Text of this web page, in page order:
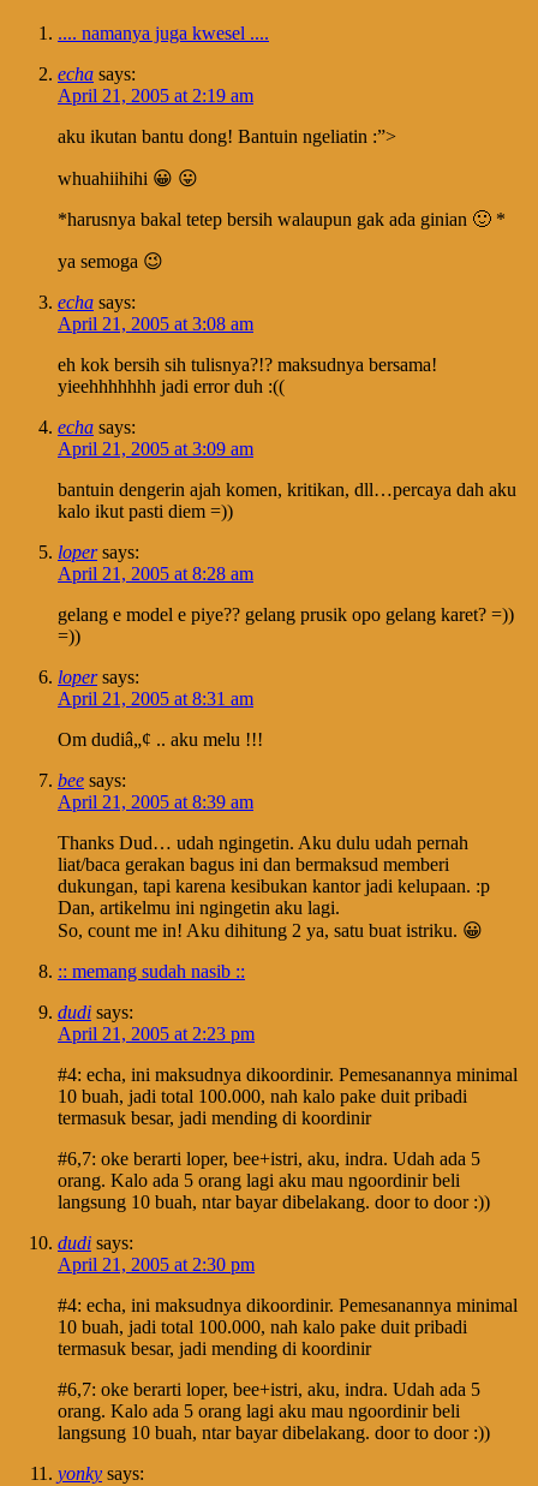
.... namanya juga kwesel ....
echa says:
April 21, 2005 at 2:19 am
aku ikutan bantu dong! Bantuin ngeliatin :”>
whuahiihihi 😀 😛
*harusnya bakal tetep bersih walaupun gak ada ginian 🙂 *
ya semoga 😉
echa says:
April 21, 2005 at 3:08 am
eh kok bersih sih tulisnya?!? maksudnya bersama!
yieehhhhhhh jadi error duh :((
echa says:
April 21, 2005 at 3:09 am
bantuin dengerin ajah komen, kritikan, dll…percaya dah aku
kalo ikut pasti diem =))
loper says:
April 21, 2005 at 8:28 am
gelang e model e piye?? gelang prusik opo gelang karet? =))
=))
loper says:
April 21, 2005 at 8:31 am
Om dudiâ„¢ .. aku melu !!!
bee says:
April 21, 2005 at 8:39 am
Thanks Dud… udah ngingetin. Aku dulu udah pernah
liat/baca gerakan bagus ini dan bermaksud memberi
dukungan, tapi karena kesibukan kantor jadi kelupaan. :p
Dan, artikelmu ini ngingetin aku lagi.
So, count me in! Aku dihitung 2 ya, satu buat istriku. 😀
:: memang sudah nasib ::
dudi says:
April 21, 2005 at 2:23 pm
#4: echa, ini maksudnya dikoordinir. Pemesanannya minimal
10 buah, jadi total 100.000, nah kalo pake duit pribadi
termasuk besar, jadi mending di koordinir
#6,7: oke berarti loper, bee+istri, aku, indra. Udah ada 5
orang. Kalo ada 5 orang lagi aku mau ngoordinir beli
langsung 10 buah, ntar bayar dibelakang. door to door :))
dudi says:
April 21, 2005 at 2:30 pm
#4: echa, ini maksudnya dikoordinir. Pemesanannya minimal
10 buah, jadi total 100.000, nah kalo pake duit pribadi
termasuk besar, jadi mending di koordinir
#6,7: oke berarti loper, bee+istri, aku, indra. Udah ada 5
orang. Kalo ada 5 orang lagi aku mau ngoordinir beli
langsung 10 buah, ntar bayar dibelakang. door to door :))
yonky says: